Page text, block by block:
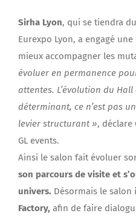
Sirha Lyon, qui se tiendra
Eurexpo Lyon, a engagé
mieux accompagner les
évoluer en permanence
attentes. L’évolution du
déterminant, ce n’est pas
levier structurant », déclare
GL events.
Ainsi le salon fait évoluer
son parcours de visite et
univers. Désormais le salon
Factory, afin de faire